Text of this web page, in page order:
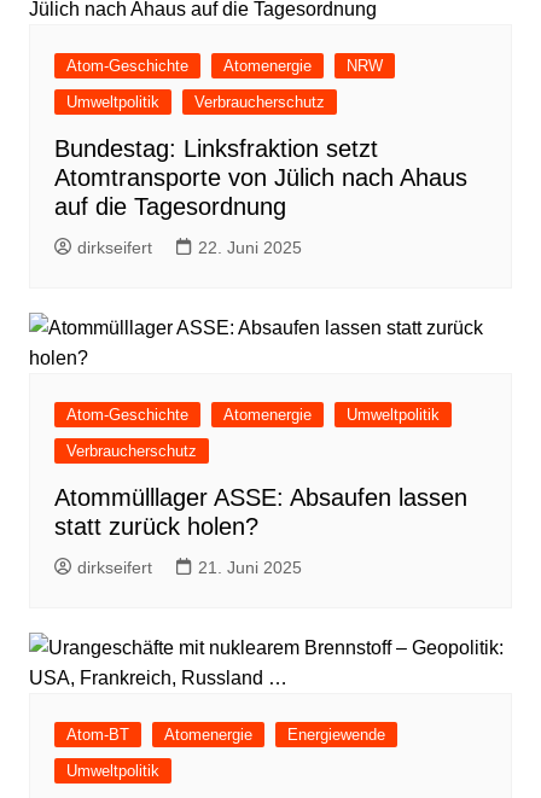
Atom-Geschichte Atomenergie
NRW
Umweltpolitik
Verbraucherschutz
Bundestag: Linksfraktion setzt
Atomtransporte von Jülich nach Ahaus
auf die Tagesordnung
dirkseifert 22. Juni 2025
Atom-Geschichte Atomenergie
Umweltpolitik
Verbraucherschutz
Atommülllager ASSE: Absaufen lassen
statt zurück holen?
dirkseifert 21. Juni 2025
Atom-BT Atomenergie
Energiewende
Umweltpolitik